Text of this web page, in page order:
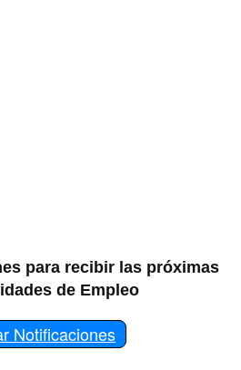
para recibir las próximas
de Empleo
Notificaciones